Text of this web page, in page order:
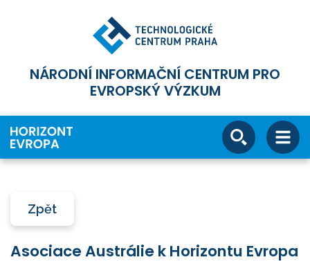
NÁRODNÍ INFORMAČNÍ CENTRUM PRO
EVROPSKÝ VÝZKUM
Zpět
Asociace Austrálie k Horizontu Evropa